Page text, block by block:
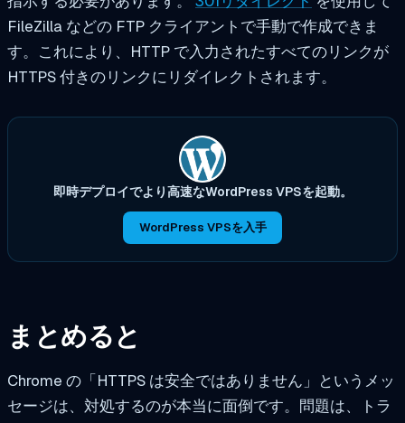
FileZilla などの FTP クライアントで手動で作成できま
す。これにより、HTTP で入力されたすべてのリンクが
HTTPS 付きのリンクにリダイレクトされます。
即時デプロイでより高速なWordPress VPSを起動。
WordPress VPSを入手
まとめると
Chrome の「HTTPS は安全ではありません」というメッ
セージは、対処するのが本当に面倒です。問題は、トラ